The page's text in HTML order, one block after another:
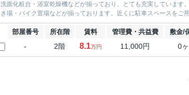
洗面化粧台・浴室乾燥機などが揃っており、とても充実していま
き場・バイク置場などが揃っております。近くに駐車スペースを
部屋番号 所在階 賃料 管理費・共益費 敷金/
- 2階 8.1万円 11,000円 0